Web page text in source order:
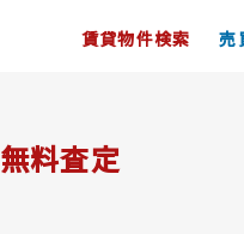
賃貸物件検索 売
無料査定